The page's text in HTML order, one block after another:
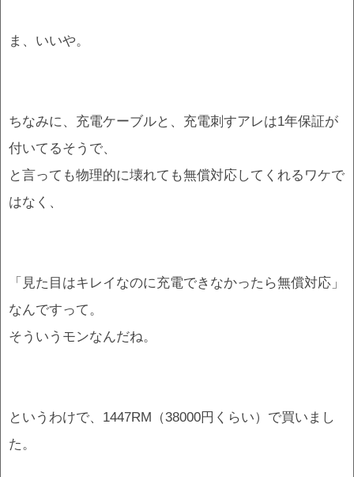
ま、いいや。
ちなみに、充電ケーブルと、充電刺すアレは1年保証が
付いてるそうで、
と言っても物理的に壊れても無償対応してくれるワケで
はなく、
「見た目はキレイなのに充電できなかったら無償対応」
なんですって。
そういうモンなんだね。
というわけで、1447RM（38000円くらい）で買いまし
た。